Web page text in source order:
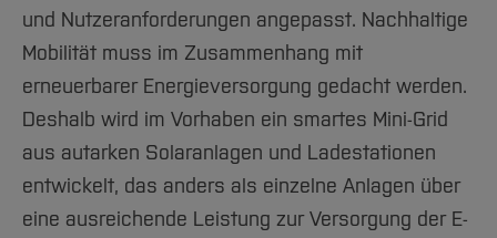
und Nutzeranforderungen angepasst. Nachhaltige
Mobilität muss im Zusammenhang mit
erneuerbarer Energieversorgung gedacht werden.
Deshalb wird im Vorhaben ein smartes Mini-Grid
aus autarken Solaranlagen und Ladestationen
entwickelt, das anders als einzelne Anlagen über
eine ausreichende Leistung zur Versorgung der E-